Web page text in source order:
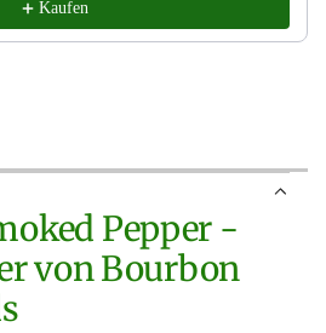
Kaufen
von Bourbon